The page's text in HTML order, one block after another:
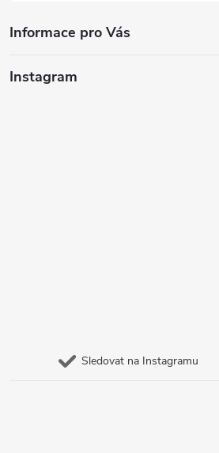
Informace pro Vás
Instagram
Sledovat na Instagramu